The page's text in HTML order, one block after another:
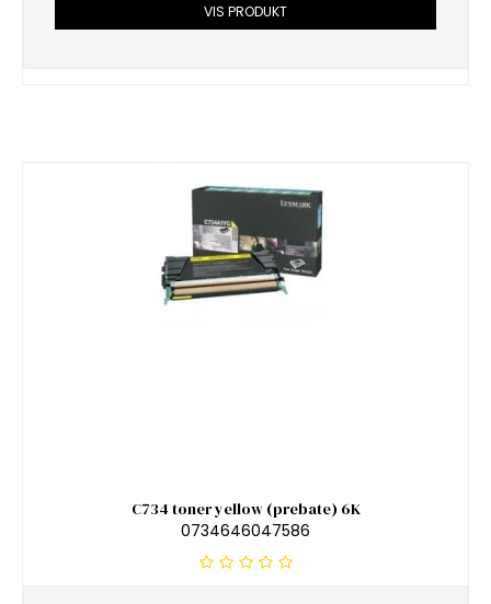
VIS PRODUKT
C734 toner yellow (prebate) 6K
0734646047586